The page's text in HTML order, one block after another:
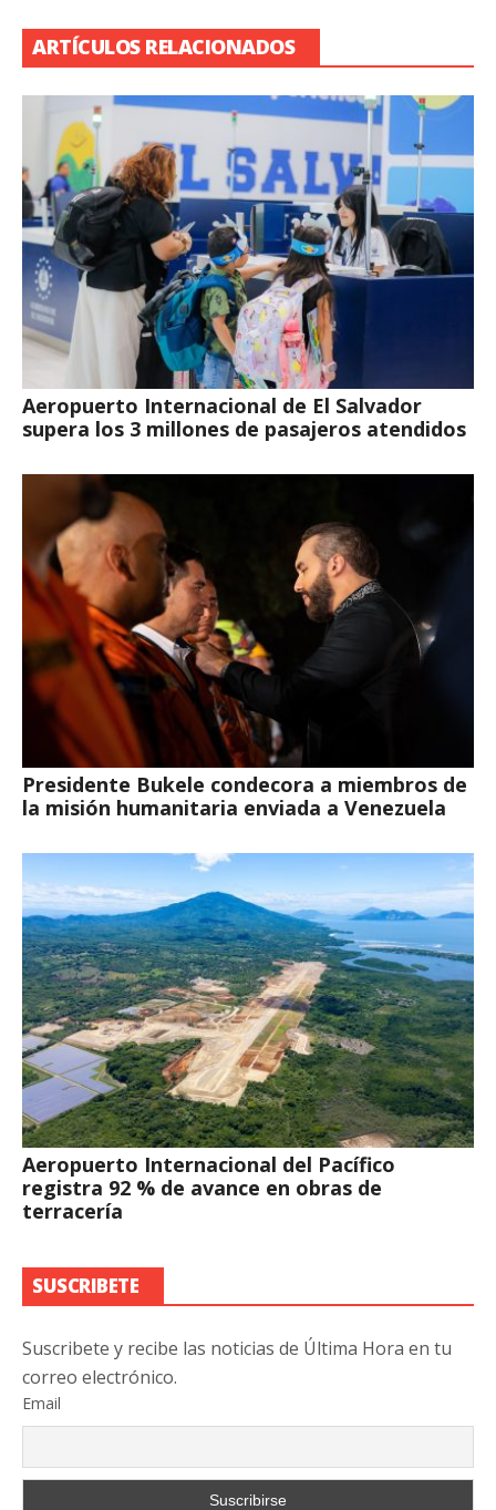
ARTÍCULOS RELACIONADOS
Aeropuerto Internacional de El Salvador
supera los 3 millones de pasajeros atendidos
Presidente Bukele condecora a miembros de
la misión humanitaria enviada a Venezuela
Aeropuerto Internacional del Pacífico
registra 92 % de avance en obras de
terracería
SUSCRIBETE
Suscribete y recibe las noticias de Última Hora en tu
correo electrónico.
Email